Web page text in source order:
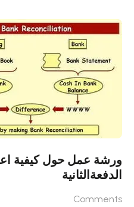
ورشة عمل حول كيفية
الدفعةالثانية
Comments